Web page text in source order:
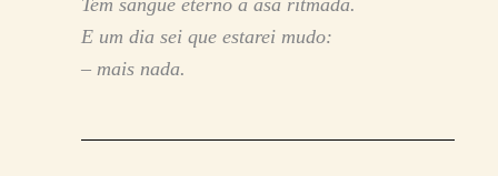
Tem sangue eterno a asa ritmada.
E um dia sei que estarei mudo:
– mais nada.